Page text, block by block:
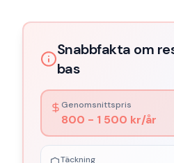
Snabbfakta om
bas
Genomsnittspris
800 - 1 500 kr/år
Täckning